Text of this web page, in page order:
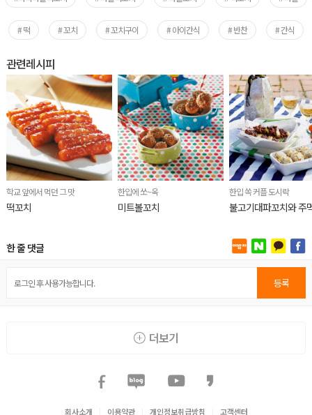
# 떡 # 꼬치 # 꼬치구이 # 아이간식 # 반찬 # 간식
관련레시피
학교 앞에서 먹던 그 맛
떡꼬치
한입에 쏘~옥
미트볼꼬치
한입 쏙 커플 도시락
불고기대파꼬치와 주
한 줄 댓글
등록
더보기
회사소개 이용약관 개인정보취급방침 고객센터